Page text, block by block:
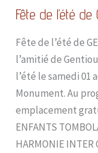
Fête de l’été de
Fête de l’été de
l’amitié de
l’été le samedi 01
Monument. Au
emplacement
ENFANTS
HARMONIE